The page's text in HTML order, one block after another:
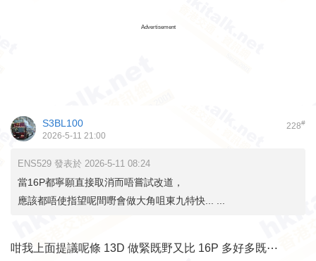
Advertisement
228#
S3BL100
2026-5-11 21:00
ENS529 發表於 2026-5-11 08:24
當16P都寧願直接取消而唔嘗試改道，
應該都唔使指望呢間嘢會做大角咀東九特快... ...
咁我上面提議呢條 13D 做緊既野又比 16P 多好多既⋯